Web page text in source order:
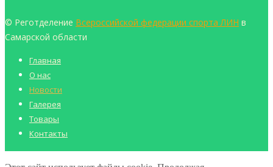
© Реготделение Всероссийской федерации спорта ЛИН в
Самарской области
Главная
О нас
Новости
Галерея
Товары
Контакты